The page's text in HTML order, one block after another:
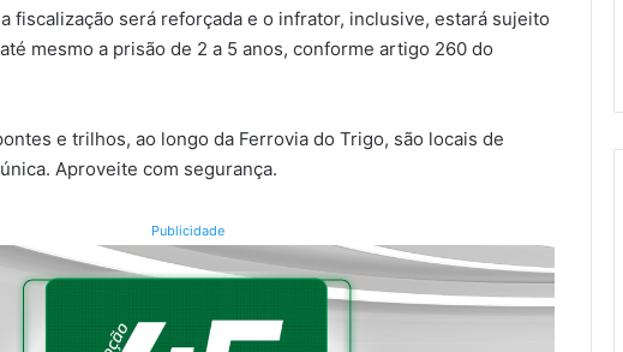
fiscalização será reforçada e o infrator, inclusive, estará sujeito
mesmo a prisão de 2 a 5 anos, conforme artigo 260 do
e trilhos, ao longo da Ferrovia do Trigo, são locais de
Aproveite com segurança.
Publicidade